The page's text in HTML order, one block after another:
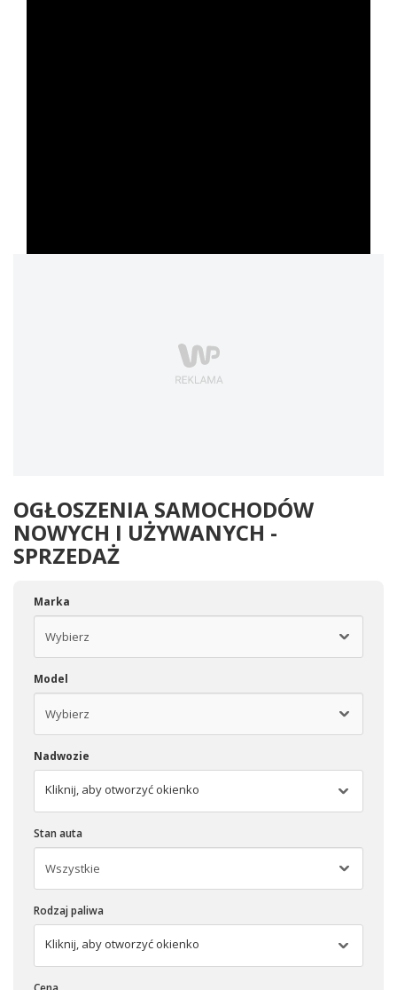
OGŁOSZENIA SAMOCHODÓW
NOWYCH I UŻYWANYCH -
SPRZEDAŻ
Marka
Model
Nadwozie
Kliknij, aby otworzyć okienko
Stan auta
Rodzaj paliwa
Kliknij, aby otworzyć okienko